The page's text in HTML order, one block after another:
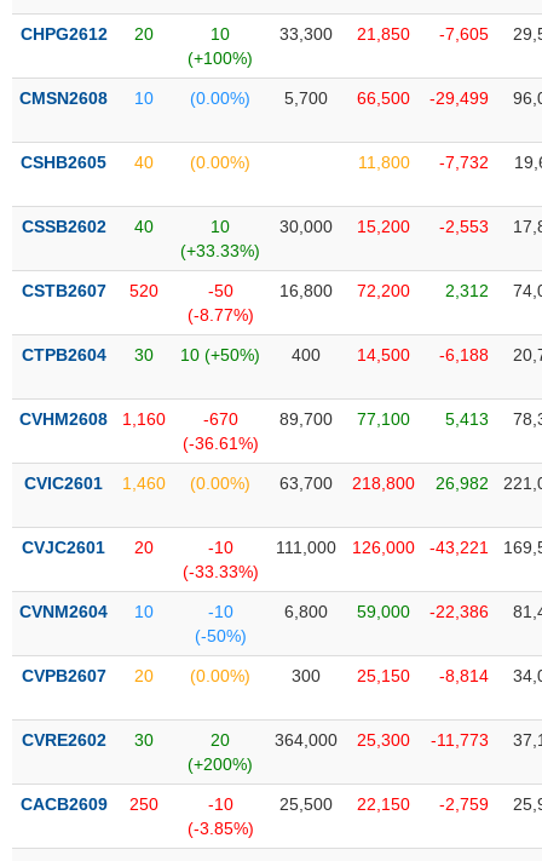
được
ký
Danh
phiếu
tiết
quan
dịch
chính
tích
thuật
sơ
doanh
Tin
CHPG2612 20
10
(+100%)
33,300 21,850 -7,605
CMSN2608 10 (0.00%) 5,700 66,500 -29,499
CSHB2605 40 (0.00%) 11,800 -7,732
CSSB2602 40
10
(+33.33%)
30,000 15,200 -2,553
CSTB2607 520
-50
(-8.77%)
16,800 72,200 2,312
CTPB2604 30 10 (+50%) 400 14,500 -6,188
CVHM2608 1,160
-670
(-36.61%)
89,700 77,100 5,413
CVIC2601 1,460 (0.00%) 63,700 218,800 26,982
CVJC2601 20
-10
(-33.33%)
111,000 126,000 -43,221
CVNM2604 10
-10
(-50%)
6,800 59,000 -22,386
CVPB2607 20 (0.00%) 300 25,150 -8,814
CVRE2602 30
20
(+200%)
364,000 25,300 -11,773
CACB2609 250
-10
(-3.85%)
25,500 22,150 -2,759
XUẤT
LIỆU
MỚI
(-)
SECTOR
NĂNG
VẬT
CÔNG